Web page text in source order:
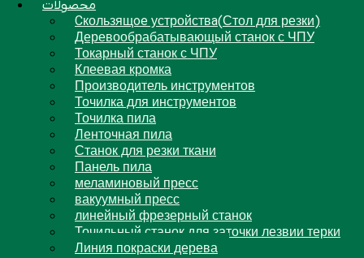
محصولات
Cкользящoe устройствa(Стол для резки)
Деревообрабатывающый станок с ЧПУ
Токарный станок с ЧПУ
Клеевая кромка
Производитель инструментов
Точилка для инструментов
Точилка пила
Ленточная пила
Станок для резки ткани
Панель пила
меламиновый пресс
вакуумный пресс
линейный фрезерный станок
Точильный станок для заточки лезвии терки
Линия покраски дерева